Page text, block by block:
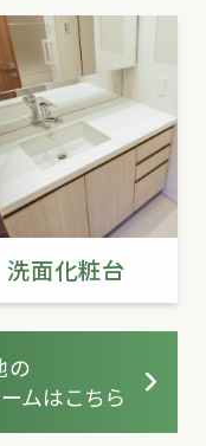
洗面化粧台
の
ームはこちら